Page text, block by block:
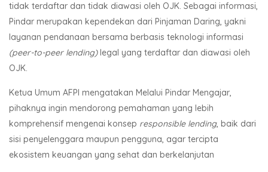
tidak terdaftar dan tidak diawasi oleh OJK. Sebagai informasi,
Pindar merupakan kependekan dari Pinjaman Daring, yakni
layanan pendanaan bersama berbasis teknologi informasi
(peer-to-peer lending)legal yang terdaftar dan diawasi oleh
OJK.
Ketua Umum AFPI mengatakan Melalui Pindar Mengajar,
pihaknya ingin mendorong pemahaman yang lebih
komprehensif mengenai konsep responsible lending, baik dari
sisi penyelenggara maupun pengguna, agar tercipta
ekosistem keuangan yang sehat dan berkelanjutan